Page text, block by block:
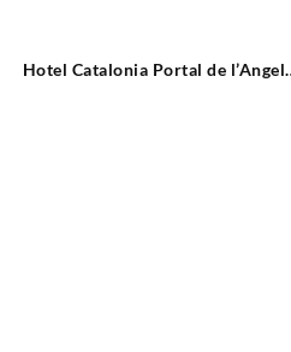
Hotel Catalonia Portal de l’Angel